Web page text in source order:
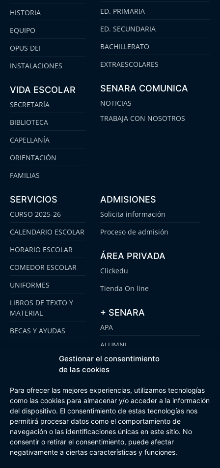
Gestionar el consentimiento
de las cookies
Para ofrecer las mejores experiencias, utilizamos tecnologías
como las cookies para almacenar y/o acceder a la información
del dispositivo. El consentimiento de estas tecnologías nos
permitirá procesar datos como el comportamiento de
navegación o las identificaciones únicas en este sitio. No
consentir o retirar el consentimiento, puede afectar
negativamente a ciertas características y funciones.
HISTORIA
EQUIPO
OPUS DEI
INSTALACIONES
VIDA ESCOLAR
SECRETARÍA
BIBLIOTECA
CAPELLANÍA
ORIENTACIÓN
FAMILIAS
ED. PRIMARIA
ED. SECUNDARIA
BACHILLERATO
EXTRAESCOLARES
SENARA COMUNICA
NOTICIAS
TRABAJA CON NOSOTROS
SERVICIOS
CURSO 2025-26
CALENDARIO ESCOLAR
HORARIO ESCOLAR
COMEDOR ESCOLAR
UNIFORMES
LIBROS DE TEXTO Y
MATERIAL
BECAS Y AYUDAS
ADMISIONES
Solicita información
Proceso de admisión
ÁREA PRIVADA
Clickedu
Tienda On line
+ SENARA
APA
ALUMNI
SENARA SENIOR
Aviso Legal Política de cookies
Canal de Información Interna
Buzón Plan Regional